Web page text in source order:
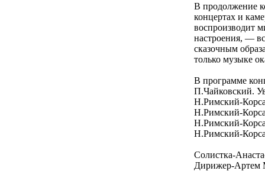
В продолжение
концертах и
воспроизводит
настроения, —
сказочным
только музыке
В программе
П.Чайковский.
Н.Римский-
Н.Римский-
Н.Римский-
Н.Римский-
Солистка-
Дирижер-Артем